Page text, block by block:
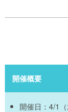
開催概要
開催日：4/1